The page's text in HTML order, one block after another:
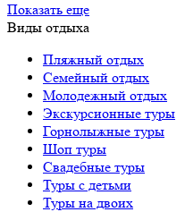
Показать еще
Виды отдыха
Пляжный отдых
Семейный отдых
Молодежный отдых
Экскурсионные туры
Горнолыжные туры
Шоп туры
Свадебные туры
Туры с детьми
Туры на двоих